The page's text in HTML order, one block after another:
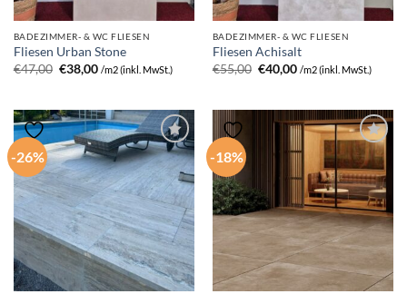
BADEZIMMER- & WC FLIESEN
Fliesen Urban Stone
€47,00 Ursprünglicher
Preis
€38,00Aktueller
Preis
/m2 (inkl. MwSt.)
BADEZIMMER- & WC FLIESEN
Fliesen Achisalt
€55,00 Ursprünglicher
Preis
€40,00Aktueller
Preis
/m2 (inkl. MwSt.)
-26% -18%